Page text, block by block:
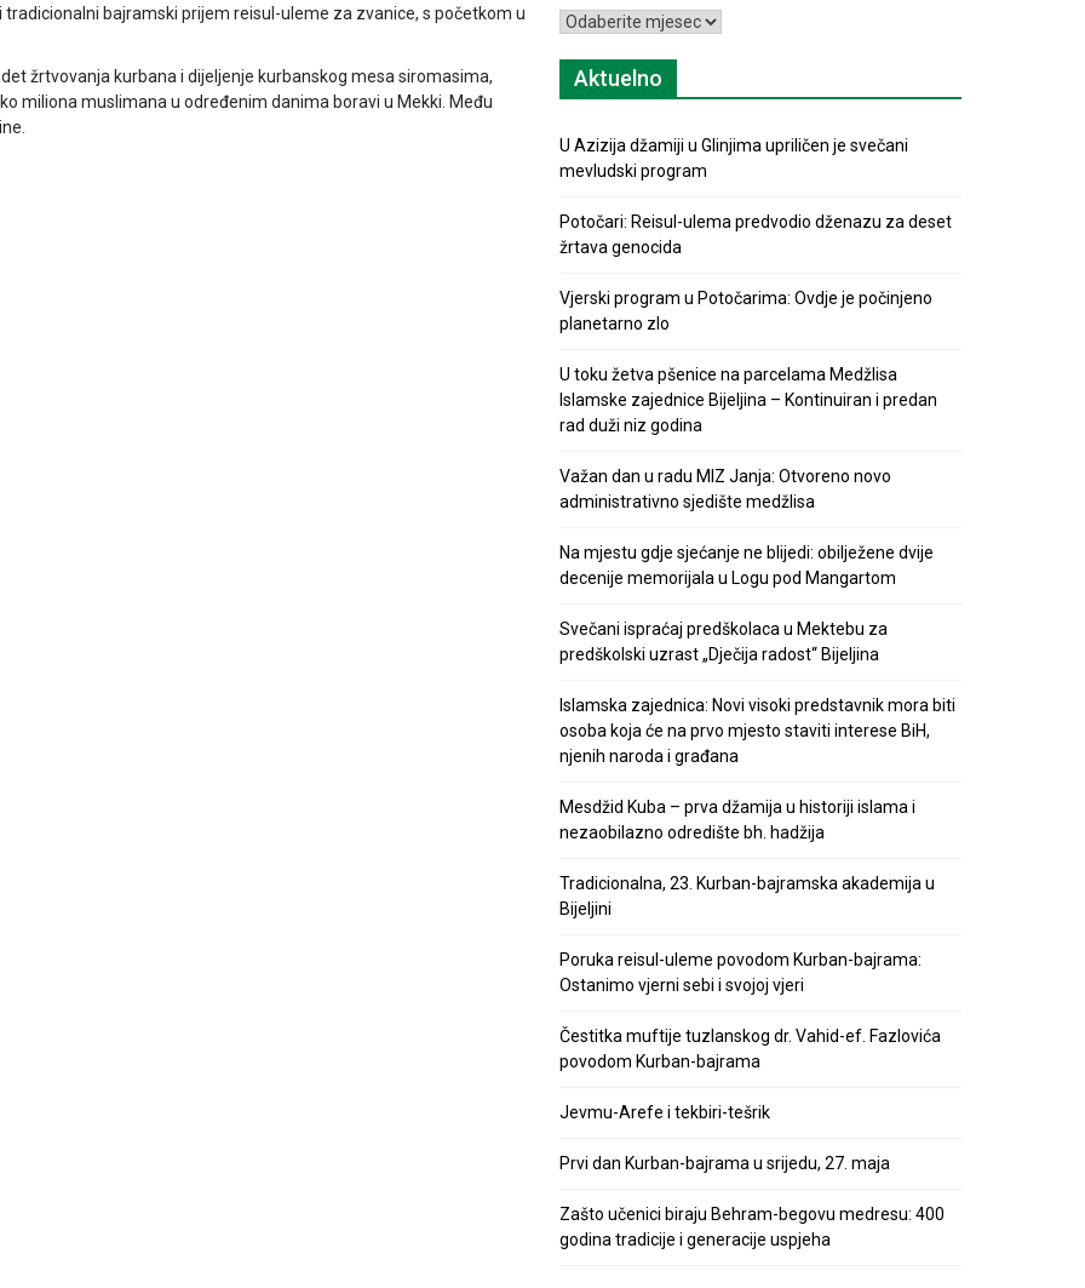
tradicionalni bajramski prijem reisul-uleme za zvanice, s početkom u
žrtvovanja kurbana i dijeljenje kurbanskog mesa siromasima,
miliona muslimana u određenim danima boravi u Mekki. Među
Arhiva
Aktuelno
U Azizija džamiji u Glinjima upriličen je svečani
mevludski program
Potočari: Reisul-ulema predvodio dženazu za deset
žrtava genocida
Vjerski program u Potočarima: Ovdje je počinjeno
planetarno zlo
U toku žetva pšenice na parcelama Medžlisa
Islamske zajednice Bijeljina – Kontinuiran i predan
rad duži niz godina
Važan dan u radu MIZ Janja: Otvoreno novo
administrativno sjedište medžlisa
Na mjestu gdje sjećanje ne blijedi: obilježene dvije
decenije memorijala u Logu pod Mangartom
Svečani ispraćaj predškolaca u Mektebu za
predškolski uzrast „Dječija radost“ Bijeljina
Islamska zajednica: Novi visoki predstavnik mora biti
osoba koja će na prvo mjesto staviti interese BiH,
njenih naroda i građana
Mesdžid Kuba – prva džamija u historiji islama i
nezaobilazno odredište bh. hadžija
Tradicionalna, 23. Kurban-bajramska akademija u
Bijeljini
Poruka reisul-uleme povodom Kurban-bajrama:
Ostanimo vjerni sebi i svojoj vjeri
Čestitka muftije tuzlanskog dr. Vahid-ef. Fazlovića
povodom Kurban-bajrama
Jevmu-Arefe i tekbiri-tešrik
Prvi dan Kurban-bajrama u srijedu, 27. maja
Zašto učenici biraju Behram-begovu medresu: 400
godina tradicije i generacije uspjeha